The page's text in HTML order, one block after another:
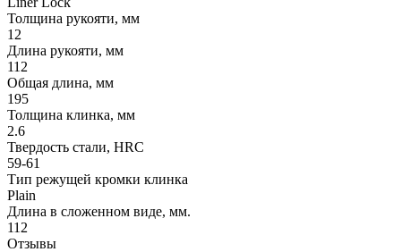
Толщина рукояти, мм
12
Длина рукояти, мм
112
Общая длина, мм
195
Толщина клинка, мм
2.6
Твердость стали, HRC
59-61
Тип режущей кромки клинка
Plain
Длина в сложенном виде, мм.
112
Отзывы